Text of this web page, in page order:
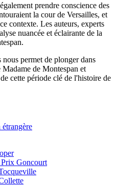
prendre conscience des
la cour de Versailles, et
contexte. Les auteurs, experts
nuancée et éclairante de la
permet de plonger dans
de Montespan et
cette période clé de l'histoire de
Goncourt